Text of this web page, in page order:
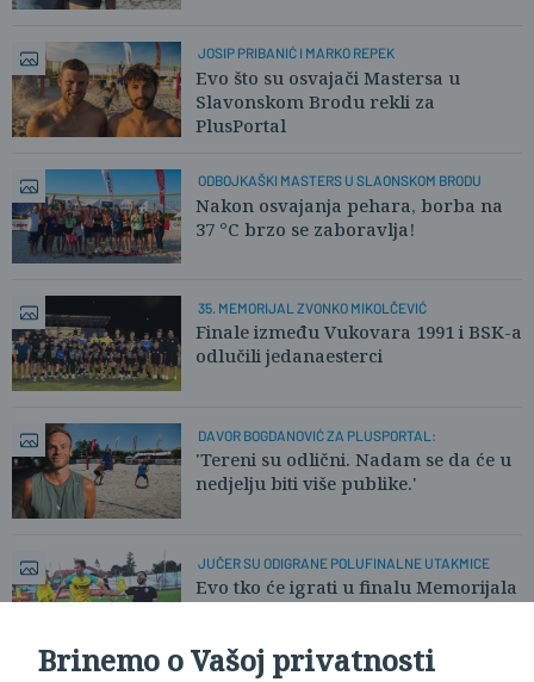
JOSIP PRIBANIĆ I MARKO REPEK
Evo što su osvajači Mastersa u
Slavonskom Brodu rekli za
PlusPortal
ODBOJKAŠKI MASTERS U SLAONSKOM BRODU
Nakon osvajanja pehara, borba na
37 °C brzo se zaboravlja!
35. MEMORIJAL ZVONKO MIKOLČEVIĆ
Finale između Vukovara 1991 i BSK-a
odlučili jedanaesterci
DAVOR BOGDANOVIĆ ZA PLUSPORTAL:
'Tereni su odlični. Nadam se da će u
nedjelju biti više publike.'
JUČER SU ODIGRANE POLUFINALNE UTAKMICE
Evo tko će igrati u finalu Memorijala
Brinemo o Vašoj privatnosti